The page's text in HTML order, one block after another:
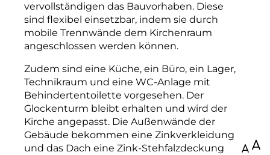
vervollständigen das Bauvorhaben. Diese
sind flexibel einsetzbar, indem sie durch
mobile Trennwände dem Kirchenraum
angeschlossen werden können.
Zudem sind eine Küche, ein Büro, ein Lager,
Technikraum und eine WC-­Anlage mit
Behinderten­toilette vorgesehen. Der
Glockenturm bleibt erhalten und wird der
Kirche angepasst. Die Außenwände der
Gebäude bekommen eine Zinkverkleidung
und das Dach eine Zink-­Stehfalzdeckung
100